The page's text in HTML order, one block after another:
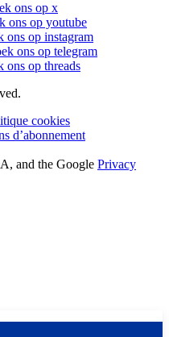
ons op x
ons op youtube
ons op instagram
ons op telegram
ons op threads
cookies
d’abonnement
and the Google Privacy